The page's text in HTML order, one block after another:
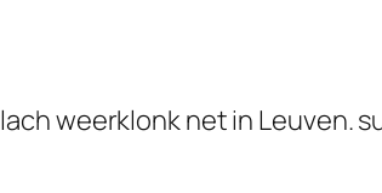
weerklonk net in Leuven.